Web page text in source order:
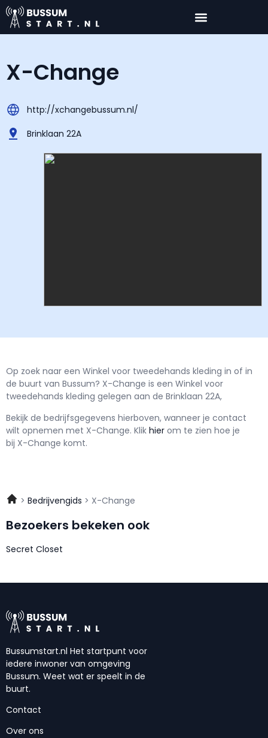
X-Change
http://xchangebussum.nl/
Brinklaan 22A
Op zoek naar een Winkel voor tweedehands kleding in of in
de buurt van Bussum? X-Change is een Winkel voor
tweedehands kleding gelegen aan de Brinklaan 22A,
Bekijk de bedrijfsgegevens hierboven, wanneer je contact
wilt opnemen met X-Change. Klik hier om te zien hoe je
bij X-Change komt.
Bedrijvengids X-Change
Bezoekers bekeken ook
Secret Closet
Bussumstart.nl Het startpunt voor
iedere inwoner van omgeving
Bussum. Weet wat er speelt in de
buurt.
Contact
Over ons